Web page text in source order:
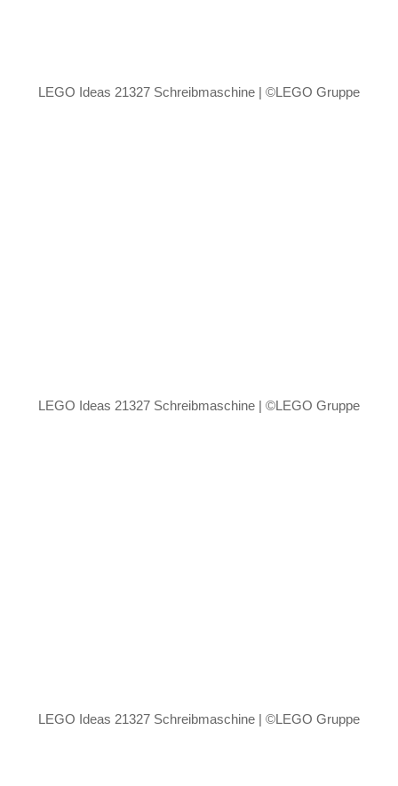
LEGO Ideas 21327 Schreibmaschine | ©LEGO Gruppe
LEGO Ideas 21327 Schreibmaschine | ©LEGO Gruppe
LEGO Ideas 21327 Schreibmaschine | ©LEGO Gruppe